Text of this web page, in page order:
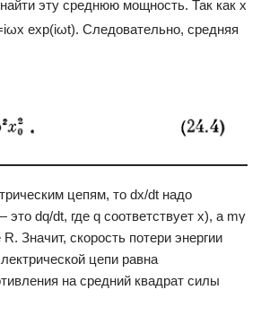
найти эту среднюю мощность. Так как x
exp(iωt). Следовательно, средняя
цепям, то dx/dt надо
это dq/dt, где q соответствует х), а mγ
Значит, скорость потери энергии
цепи равна
на средний квадрат силы